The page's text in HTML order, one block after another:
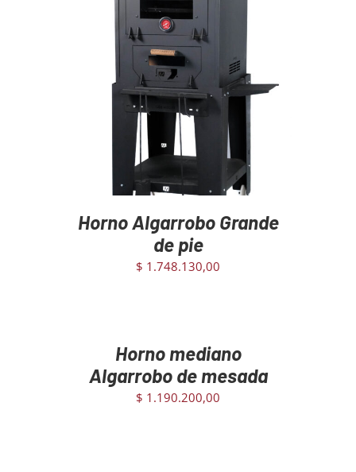
AGREGAR AL CARRITO DETAILS
Horno Algarrobo Grande
de pie
$ 1.748.130,00
Horno mediano
Algarrobo de mesada
$ 1.190.200,00